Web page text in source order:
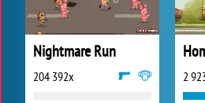
Nightmare Run
204 392x 2